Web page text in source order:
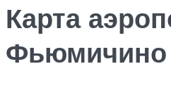
Карта